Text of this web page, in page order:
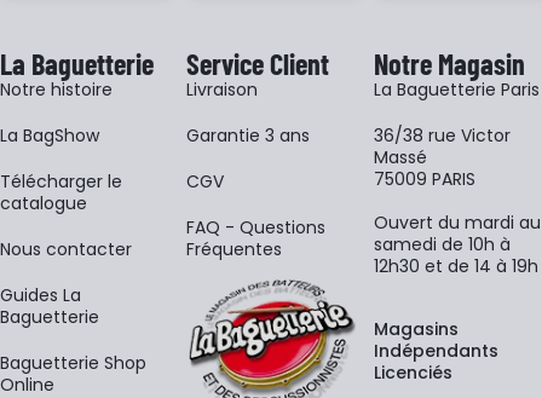
La Baguetterie
Notre histoire
La BagShow
​Télécharger le
catalogue
Nous contacter
Guides La
Baguetterie
Baguetterie Shop
Online
Service Client
Livraison
Garantie 3 ans
CGV
FAQ - Questions
Fréquentes
Notre Magasin
La Baguetterie Paris
36/38 rue Victor
Massé
75009 PARIS
Ouvert du mardi au
samedi de 10h à
12h30 et de 14 à 19h
Magasins
Indépendants
Licenciés